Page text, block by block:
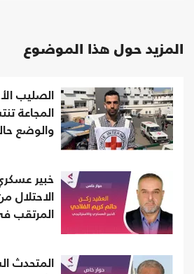
المزيد حول هذا الموضوع
المجاعة
والوضع
خبير
الاحتلال
المرتقب
المتحدث